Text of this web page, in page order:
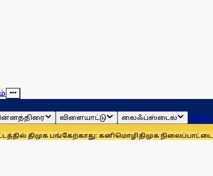
விளையாட்டு லைஃப்ஸ்டைல்
பங்கேற்காது: கனிமொழிதிமுக நிலைப்பாட்டை அறிய